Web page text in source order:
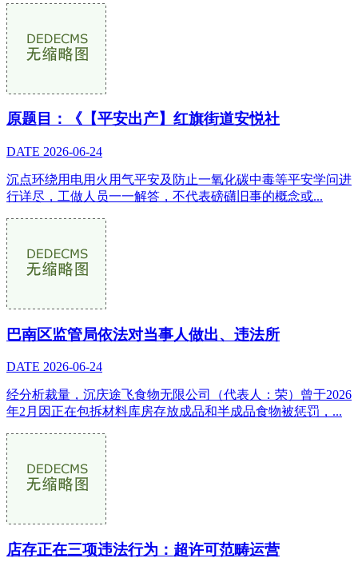
原题目：《【平安出产】红旗街道安悦社
DATE 2026-06-24
沉点环绕用电用火用气平安及防止一氧化碳中毒等平安学问进
行详尽，工做人员一一解答，不代表磅礴旧事的概念或...
巴南区监管局依法对当事人做出、违法所
DATE 2026-06-24
经分析裁量，沉庆途飞食物无限公司（代表人：荣）曾于2026
年2月因正在包拆材料库房存放成品和半成品食物被惩罚，...
店存正在三项违法行为：超许可范畴运营